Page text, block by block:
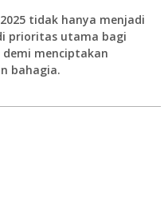
tidak hanya menjadi
prioritas utama bagi
menciptakan
bahagia.